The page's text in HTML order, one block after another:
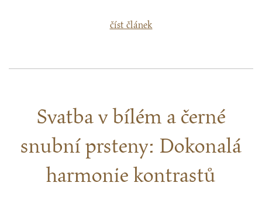
číst článek
Svatba v bílém a černé
snubní prsteny: Dokonalá
harmonie kontrastů